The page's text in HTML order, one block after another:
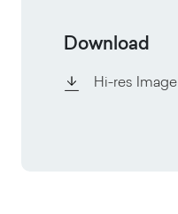
Download
Hi-res Image